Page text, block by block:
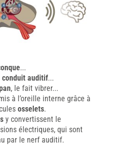
...
conduit auditif...
, le fait vibrer...
à l’oreille interne grâce à
osselets.
y convertissent le
électriques, qui sont
par le nerf auditif.